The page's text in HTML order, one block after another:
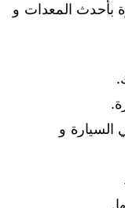
بأحدث المعدات و
السيارة و